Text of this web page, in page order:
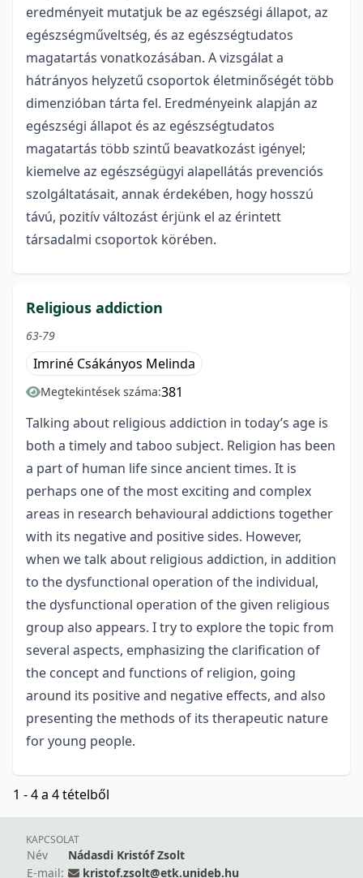
eredményeit mutatjuk be az egészségi állapot, az
egészségműveltség, és az egészségtudatos
magatartás vonatkozásában. A vizsgálat a
hátrányos helyzetű csoportok életminőségét több
dimenzióban tárta fel. Eredményeink alapján az
egészségi állapot és az egészségtudatos
magatartás több szintű beavatkozást igényel;
kiemelve az egészségügyi alapellátás prevenciós
szolgáltatásait, annak érdekében, hogy hosszú
távú, pozitív változást érjünk el az érintett
társadalmi csoportok körében.
Religious addiction
63-79
Imriné Csákányos Melinda
Megtekintések száma:381
Talking about religious addiction in today’s age is
both a timely and taboo subject. Religion has been
a part of human life since ancient times. It is
perhaps one of the most exciting and complex
areas in research behavioural addictions together
with its negative and positive sides. However,
when we talk about religious addiction, in addition
to the dysfunctional operation of the individual,
the dysfunctional operation of the given religious
group also appears. I try to explore the topic from
several aspects, emphasizing the clarification of
the concept and functions of religion, going
around its positive and negative effects, and also
presenting the methods of its therapeutic nature
for young people.
1 - 4 a 4 tételből
KAPCSOLAT
Név
Nádasdi Kristóf Zsolt
E-mail:
kristof.zsolt@etk.unideb.hu